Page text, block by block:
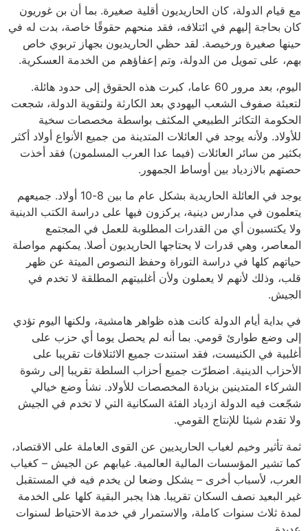
مع قيام الدولة، كان الحاريديون أقلية صغيرة. بما أن بن غوريون
كان بحاجة إليهم في ائتلافه، فقد منحهم حقوقًا خاصة، بدت له في
حينها صغيرة ورخيصة. لقد حظي الحاريديون بجهاز تربوي خاص
بهم، على تمويل من الدولة، وتم إعفاؤهم من الخدمة العسكرية.
اليوم، بعد مرور 60 عاما، كبرت هذه الحقوق إلى حدود هائلة.
لتعبئة صفوف الشعب اليهودي بعد الكارثة ولتقوية الدولة، شجعت
الحكومة التكاثر الطبيعي المكثف بواسطة مخصصات سخية
للأولاد. ولأنه يوجد في العائلات المتدينة من جميع الأنواع أولاد أكثر
بكثير من سائر العائلات (فيما عدا العرب المسلمون) فقد أخذت
حصتهم بالازدياد بين أوساط الجمهور.
يوجد في العائلة الحاريدية بشكل عام ما بين 8-10 أولاد. جميعهم
يتعلمون في مدارس دينية، يركزون فيها على دراسة الكتب الدينية
ولا يكتسبون أي من القدرات المطلوبة للعمل في المجتمع
المعاصر، وهي قدرات لا يحتاجها الحاريديون أصلا. يمكنهم مواصلة
حياتهم كلها في دراسة التوراة وحفظ النصوص الميتة عن ظهر
قلب، وذلك لأنهم لا يعملون ولأن أغلبيتهم المطلقة لا تخدم في
الجيش.
في بداية أيام الدولة كانت هذه ظواهر هامشية، ولكنها اليوم تؤدي
إلى وضع طوارئ قومي. بما أنه لم يحصل يوما أي حزب على
أغلبية في الكنيست، فقد استندت جميع الائتلافات تقريبا على
الأحزاب الدينية. اضطرّت جميع أحزاب السلطة تقريبا إلى رشوة
الشركاء المتدينين بزيادة المخصصات للأولاد. نشأ وضع خيالي
شجّعت فيه الدولة ازدياد الفئة السكانية التي لا تخدم في الجيش
ولا تقدم شيئا للإنتاج القومي.
ثمة تأثير وخيم لغياب الحاريديين عن القوى العاملة على الاقتصاد،
كما تشير المؤسسات المالية العالمية. غيابهم عن الجيش – كغياب
العرب، لأسباب أخرى – يشكل وضعا لن يخدم فيه في المستقبل
غير البعيد نصف السكان تقريبا. هذا يجبر البقية كلها على الخدمة
لمدة ثلاث سنوات كاملة، والاستمرار في خدمة الاحتياط لسنوات